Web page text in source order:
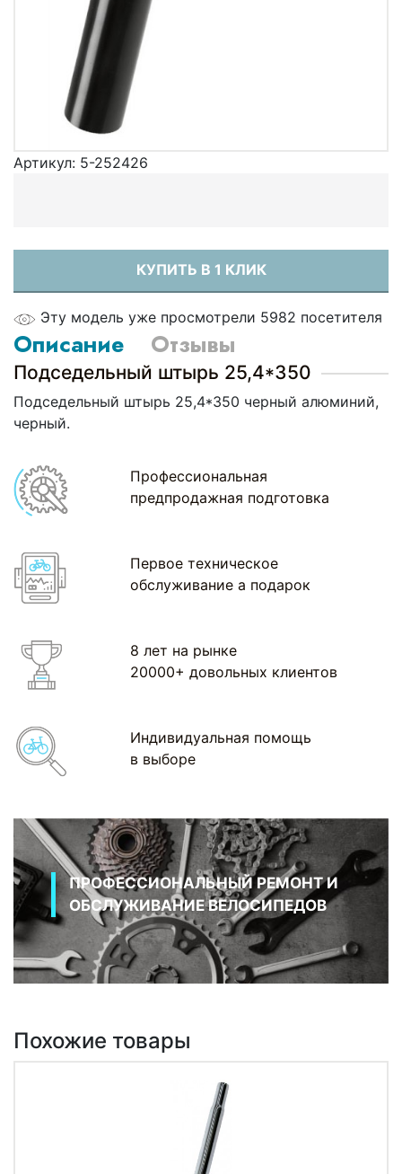
Артикул: 5-252426
КУПИТЬ В 1 КЛИК
Эту модель уже просмотрели 5982 посетителя
Описание Отзывы
Подседельный штырь 25,4*350
Подседельный штырь 25,4*350 черный алюминий,
черный.
Профессиональная
предпродажная подготовка
Первое техническое
обслуживание а подарок
8 лет на рынке
20000+ довольных клиентов
Индивидуальная помощь
в выборе
ПРОФЕССИОНАЛЬНЫЙ РЕМОНТ И
ОБСЛУЖИВАНИЕ ВЕЛОСИПЕДОВ
Похожие товары